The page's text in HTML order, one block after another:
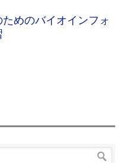
めのバイオインフォ